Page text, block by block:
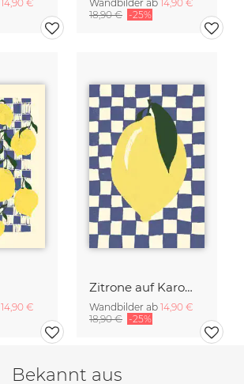
14,90 €
Wandbilder ab 14,90 €
18,90 € -25%
14,90 €
Zitrone auf Karomuster
Wandbilder ab 14,90 €
18,90 € -25%
Bekannt aus